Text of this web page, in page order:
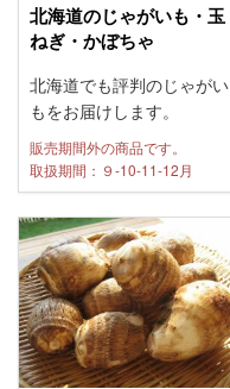
北海道のじゃがいも・玉
ねぎ・かぼちゃ
北海道でも評判のじゃがい
もをお届けします。
販売期間外の商品です。
取扱期間：９-10-11-12月